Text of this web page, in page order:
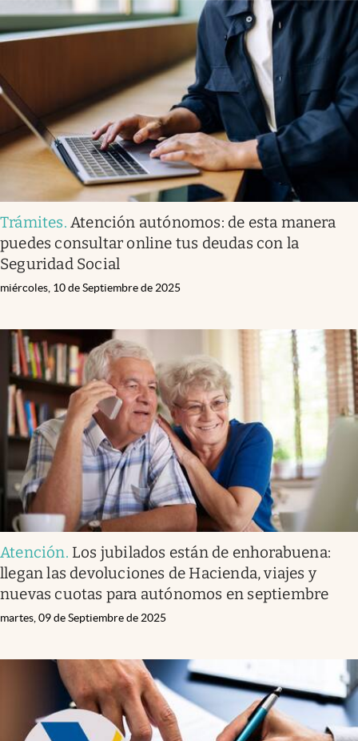
Trámites.Atención autónomos: de esta manera
puedes consultar online tus deudas con la
Seguridad Social
miércoles, 10 de Septiembre de 2025
Atención. Los jubilados están de enhorabuena:
llegan las devoluciones de Hacienda, viajes y
nuevas cuotas para autónomos en septiembre
martes, 09 de Septiembre de 2025